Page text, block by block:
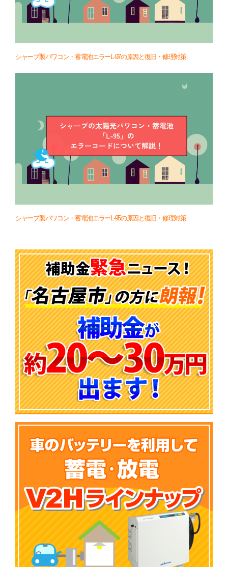
シャープ製パワコン・蓄電池エラーL-97の原因と復旧・修理対策
シャープ製パワコン・蓄電池エラーL-95の原因と復旧・修理対策